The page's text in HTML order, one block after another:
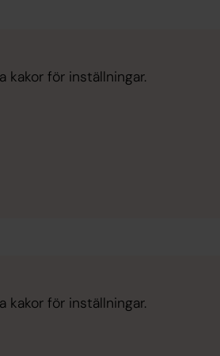
för inställningar.
för inställningar.